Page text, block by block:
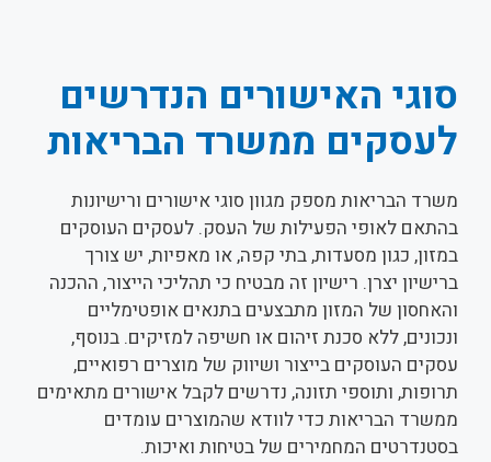
סוגי האישורים הנדרשים
לעסקים ממשרד הבריאות
משרד הבריאות מספק מגוון סוגי אישורים ורישיונות
בהתאם לאופי הפעילות של העסק. לעסקים העוסקים
במזון, כגון מסעדות, בתי קפה, או מאפיות, יש צורך
ברישיון יצרן. רישיון זה מבטיח כי תהליכי הייצור, ההכנה
והאחסון של המזון מתבצעים בתנאים אופטימליים
ונכונים, ללא סכנת זיהום או חשיפה למזיקים. בנוסף,
עסקים העוסקים בייצור ושיווק של מוצרים רפואיים,
תרופות, ותוספי תזונה, נדרשים לקבל אישורים מתאימים
ממשרד הבריאות כדי לוודא שהמוצרים עומדים
בסטנדרטים המחמירים של בטיחות ואיכות.